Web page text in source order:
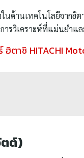
ด้านเทคโนโลยีจากฮิต
การวิเคราะห์ที่แม่นยํา
าชิ HITACHI
ตต์)